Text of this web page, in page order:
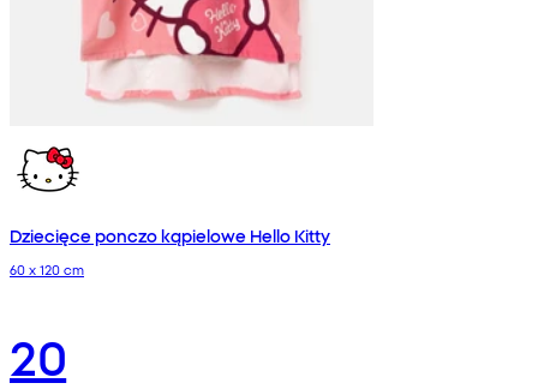
Dziecięce ponczo kąpielowe Hello Kitty
60 x 120 cm
20